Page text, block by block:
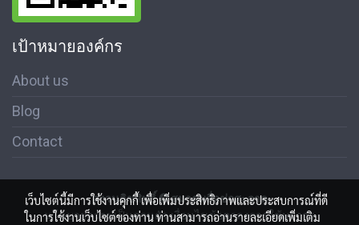
เป้าหมายองค์กร
About us
Blog
Contact
สงวนลิขสิทธิ์ © สมาคมสื่อช่อสะอาด
นโนบายความเป็นส่วนตัว เงื่อนไขข้อตกลงการใช้บริการ
เว็บไซต์นี้มีการใช้งานคุกกี้ เพื่อเพิ่มประสิทธิภาพและประสบการณ์ที่ดี
ในการใช้งานเว็บไซต์ของท่าน ท่านสามารถอ่านรายละเอียดเพิ่มเติม